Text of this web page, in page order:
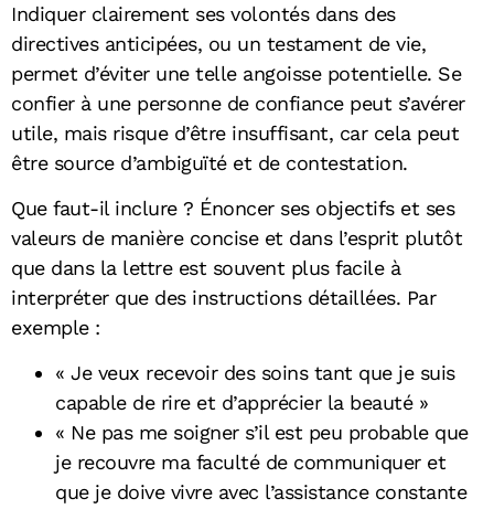
Indiquer clairement ses volontés dans des
directives anticipées, ou un testament de vie,
permet d’éviter une telle angoisse potentielle. Se
confier à une personne de confiance peut s’avérer
utile, mais risque d’être insuffisant, car cela peut
être source d’ambiguïté et de contestation.
Que faut-il inclure ? Énoncer ses objectifs et ses
valeurs de manière concise et dans l’esprit plutôt
que dans la lettre est souvent plus facile à
interpréter que des instructions détaillées. Par
exemple :
« Je veux recevoir des soins tant que je suis
capable de rire et d’apprécier la beauté »
« Ne pas me soigner s’il est peu probable que
je recouvre ma faculté de communiquer et
que je doive vivre avec l’assistance constante